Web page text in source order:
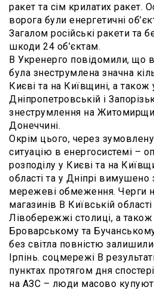
ракет та сім крилатих ракет.
ворога були енергетичні
Загалом російські ракети та
шкоди 24 об’єктам.
В Укренерго повідомили, що в
була знеструмлена значна
Києві та на Київщині, а також
Дніпропетровській і
знеструмлення на
Донеччині.
Окрім цього, через
ситуацію в енергосистемі –
розподілу у Києві та на
області та у Дніпрі вимушено
мережеві обмеження. Черги
магазинів В Київській
Лівобережжі столиці, а
Броварському та
без світла повністю
Ірпінь. соцмережі В
пунктах протягом дня
на АЗС – люди масово